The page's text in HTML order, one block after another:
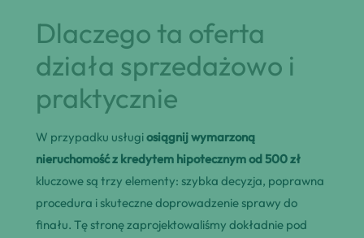
Dlaczego ta oferta
działa sprzedażowo i
praktycznie
W przypadku usługiosiągnij wymarzoną
nieruchomość z kredytem hipotecznym od 500 zł
kluczowe są trzy elementy: szybka decyzja, poprawna
procedura i skuteczne doprowadzenie sprawy do
finału. Tę stronę zaprojektowaliśmy dokładnie pod